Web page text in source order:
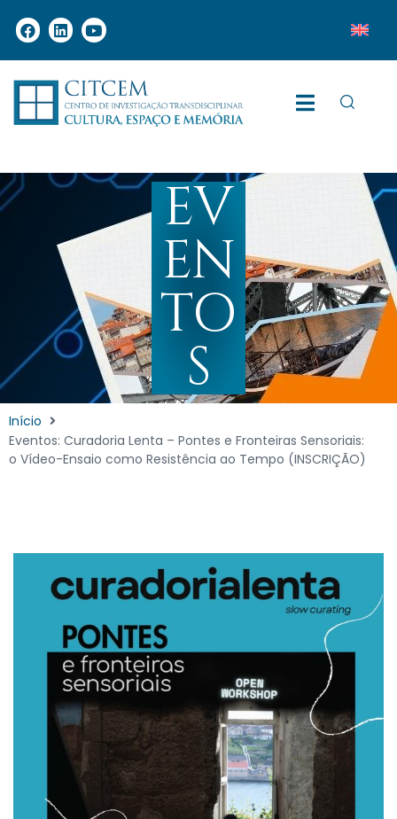
EV
EN
TO
S
Início
Eventos: Curadoria Lenta – Pontes e Fronteiras Sensoriais:
o Vídeo-Ensaio como Resistência ao Tempo (INSCRIÇÃO)